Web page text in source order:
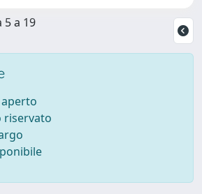
a 19
riservato